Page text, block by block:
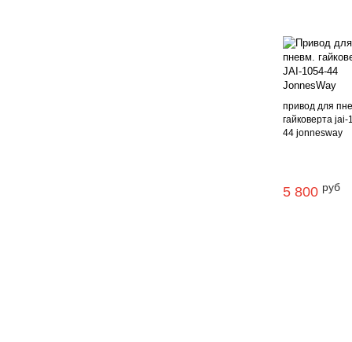
привод для
гайковерта jai-
44 jonnesway
5 800 руб